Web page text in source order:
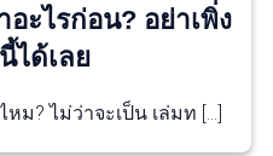
ะไรก่อน? อย่าเพิ่ง
ได้เลย
ม? ไม่ว่าจะเป็น เล่มท […]